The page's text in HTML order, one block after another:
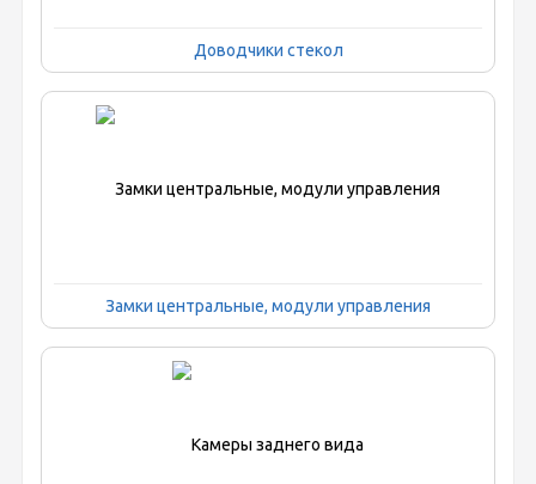
Доводчики стекол
Замки центральные, модули управления